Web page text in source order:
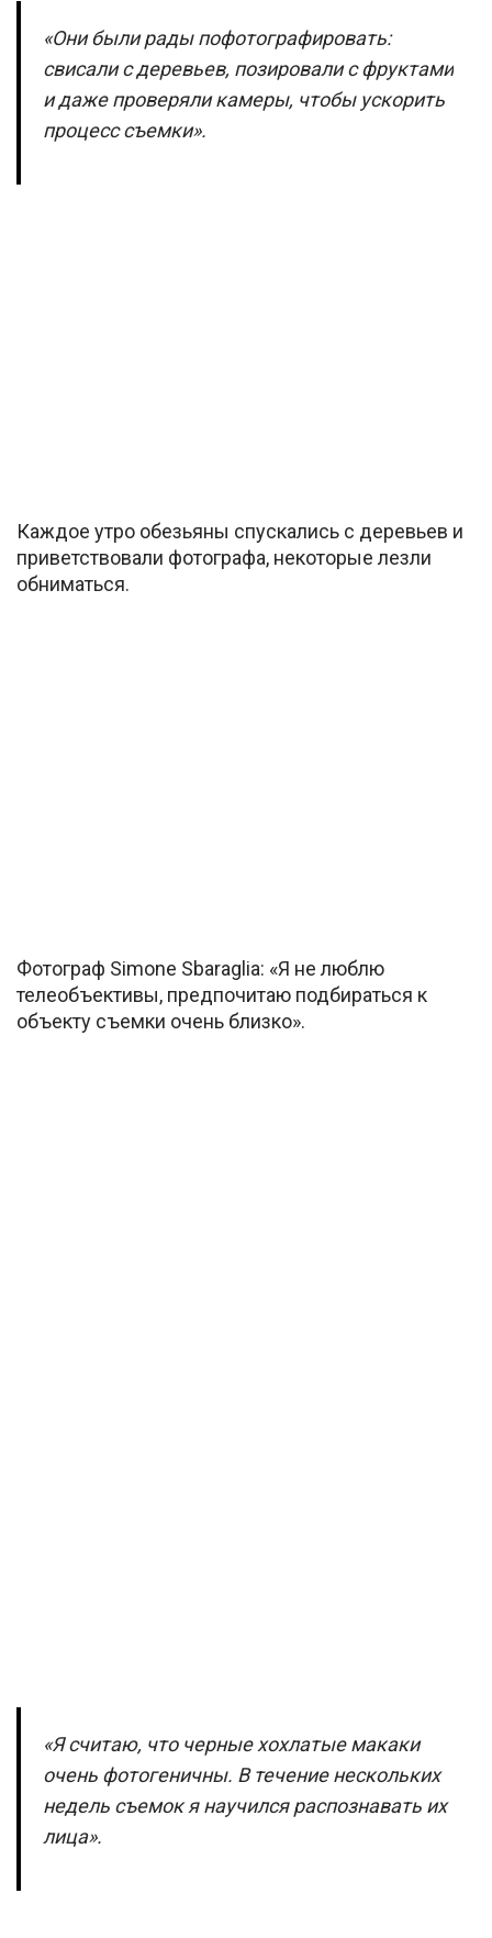
«Они были рады пофотографировать:
свисали с деревьев, позировали с фруктами
и даже проверяли камеры, чтобы ускорить
процесс съемки».
Каждое утро обезьяны спускались с деревьев и
приветствовали фотографа, некоторые лезли
обниматься.
Фотограф Simone Sbaraglia: «Я не люблю
телеобъективы, предпочитаю подбираться к
объекту съемки очень близко».
«Я считаю, что черные хохлатые макаки
очень фотогеничны. В течение нескольких
недель съемок я научился распознавать их
лица».